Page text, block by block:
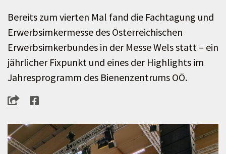
Bereits zum vierten Mal fand die Fachtagung und
Erwerbsimkermesse des Österreichischen
Erwerbsimkerbundes in der Messe Wels statt – ein
jährlicher Fixpunkt und eines der Highlights im
Jahresprogramm des Bienenzentrums OÖ.